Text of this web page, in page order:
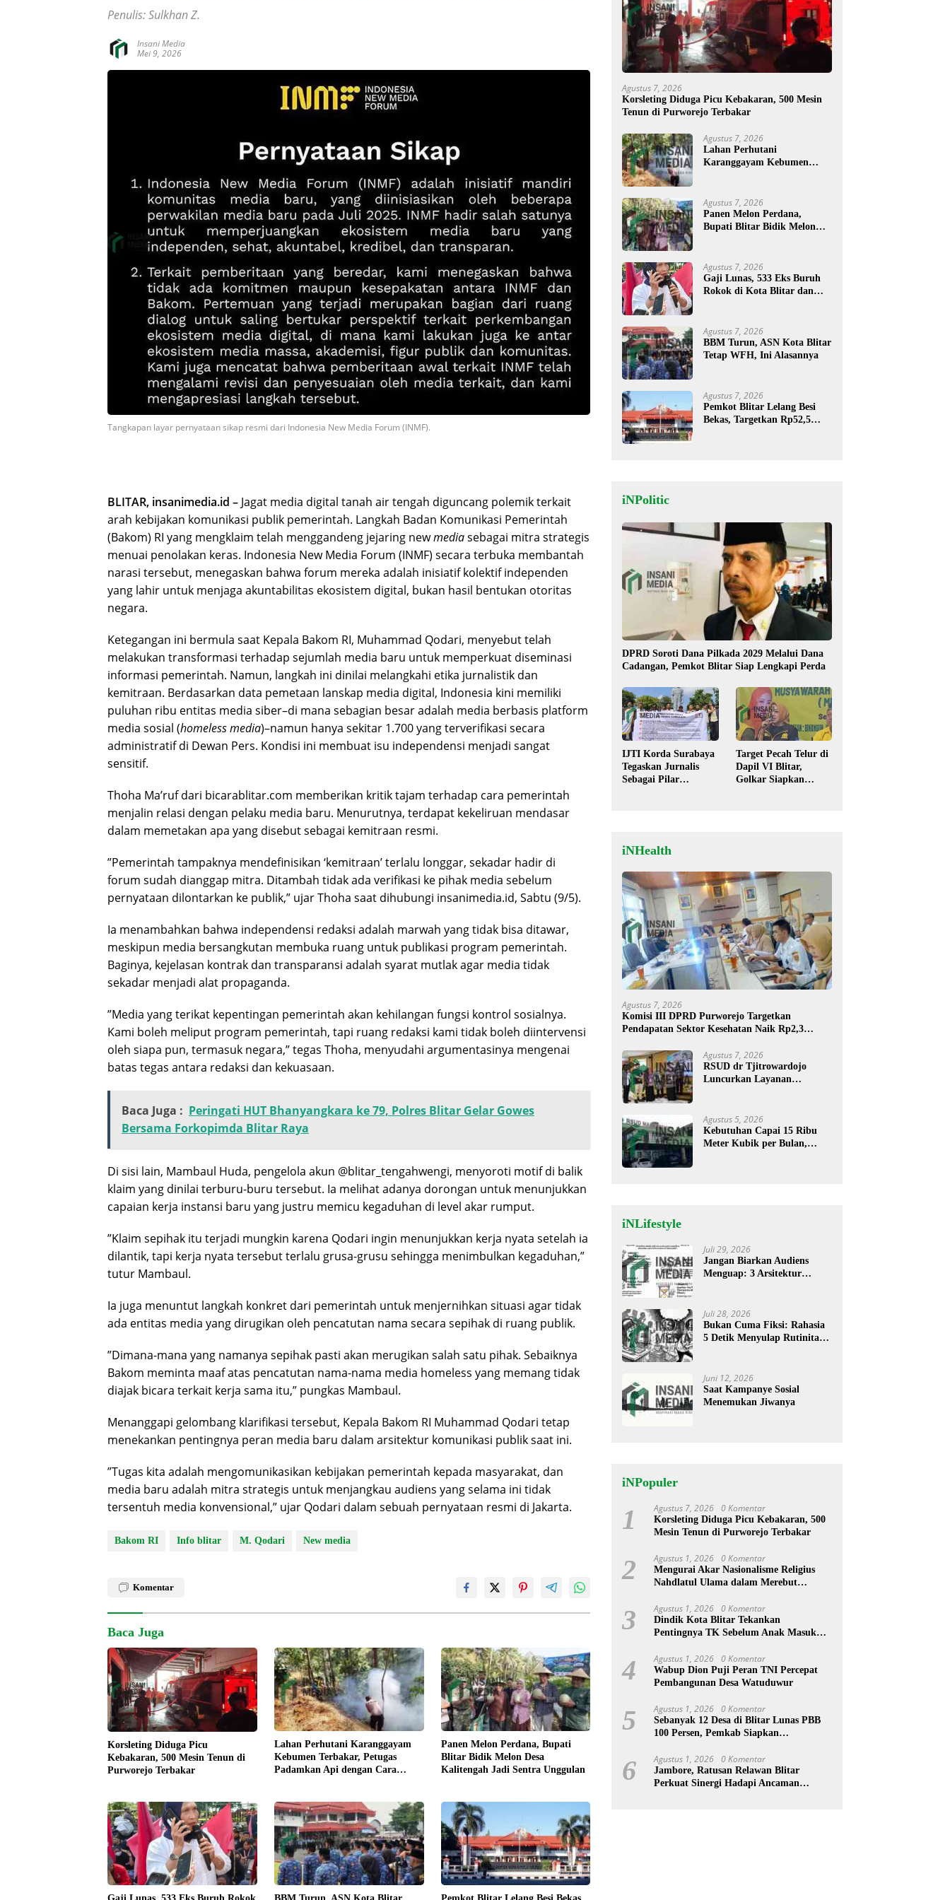
Penulis: Sulkhan Z.
Insani Media
Mei 9, 2026
Tangkapan layar pernyataan sikap resmi dari Indonesia New Media Forum (INMF).
​BLITAR, insanimedia.id – Jagat media digital tanah air tengah diguncang polemik terkait
arah kebijakan komunikasi publik pemerintah. Langkah Badan Komunikasi Pemerintah
(Bakom) RI yang mengklaim telah menggandeng jejaring newmediasebagai mitra strategis
menuai penolakan keras. Indonesia New Media Forum (INMF) secara terbuka membantah
narasi tersebut, menegaskan bahwa forum mereka adalah inisiatif kolektif independen
yang lahir untuk menjaga akuntabilitas ekosistem digital, bukan hasil bentukan otoritas
negara.
​Ketegangan ini bermula saat Kepala Bakom RI, Muhammad Qodari, menyebut telah
melakukan transformasi terhadap sejumlah media baru untuk memperkuat diseminasi
informasi pemerintah. Namun, langkah ini dinilai melangkahi etika jurnalistik dan
kemitraan. Berdasarkan data pemetaan lanskap media digital, Indonesia kini memiliki
puluhan ribu entitas media siber–di mana sebagian besar adalah media berbasis platform
media sosial (homeless media)–namun hanya sekitar 1.700 yang terverifikasi secara
administratif di Dewan Pers. Kondisi ini membuat isu independensi menjadi sangat
sensitif.
​Thoha Ma’ruf dari bicarablitar.com memberikan kritik tajam terhadap cara pemerintah
menjalin relasi dengan pelaku media baru. Menurutnya, terdapat kekeliruan mendasar
dalam memetakan apa yang disebut sebagai kemitraan resmi.
​”Pemerintah tampaknya mendefinisikan ‘kemitraan’ terlalu longgar, sekadar hadir di
forum sudah dianggap mitra. Ditambah tidak ada verifikasi ke pihak media sebelum
pernyataan dilontarkan ke publik,” ujar Thoha saat dihubungi insanimedia.id, Sabtu (9/5).
​Ia menambahkan bahwa independensi redaksi adalah marwah yang tidak bisa ditawar,
meskipun media bersangkutan membuka ruang untuk publikasi program pemerintah.
Baginya, kejelasan kontrak dan transparansi adalah syarat mutlak agar media tidak
sekadar menjadi alat propaganda.
​”Media yang terikat kepentingan pemerintah akan kehilangan fungsi kontrol sosialnya.
Kami boleh meliput program pemerintah, tapi ruang redaksi kami tidak boleh diintervensi
oleh siapa pun, termasuk negara,” tegas Thoha, menyudahi argumentasinya mengenai
batas tegas antara redaksi dan kekuasaan.
Baca Juga : Peringati HUT Bhanyangkara ke 79, Polres Blitar Gelar Gowes
Bersama Forkopimda Blitar Raya
​Di sisi lain, Mambaul Huda, pengelola akun @blitar_tengahwengi, menyoroti motif di balik
klaim yang dinilai terburu-buru tersebut. Ia melihat adanya dorongan untuk menunjukkan
capaian kerja instansi baru yang justru memicu kegaduhan di level akar rumput.
​”Klaim sepihak itu terjadi mungkin karena Qodari ingin menunjukkan kerja nyata setelah ia
dilantik, tapi kerja nyata tersebut terlalu grusa-grusu sehingga menimbulkan kegaduhan,”
tutur Mambaul.
​Ia juga menuntut langkah konkret dari pemerintah untuk menjernihkan situasi agar tidak
ada entitas media yang dirugikan oleh pencatutan nama secara sepihak di ruang publik.
​”Dimana-mana yang namanya sepihak pasti akan merugikan salah satu pihak. Sebaiknya
Bakom meminta maaf atas pencatutan nama-nama media homeless yang memang tidak
diajak bicara terkait kerja sama itu,” pungkas Mambaul.
​Menanggapi gelombang klarifikasi tersebut, Kepala Bakom RI Muhammad Qodari tetap
menekankan pentingnya peran media baru dalam arsitektur komunikasi publik saat ini.
​”Tugas kita adalah mengomunikasikan kebijakan pemerintah kepada masyarakat, dan
media baru adalah mitra strategis untuk menjangkau audiens yang selama ini tidak
tersentuh media konvensional,” ujar Qodari dalam sebuah pernyataan resmi di Jakarta.
Bakom RI Info blitar M. Qodari New media
Komentar
Baca Juga
Korsleting Diduga Picu
Kebakaran, 500 Mesin Tenun di
Purworejo Terbakar
Lahan Perhutani Karanggayam
Kebumen Terbakar, Petugas
Padamkan Api dengan Cara
Panen Melon Perdana, Bupati
Blitar Bidik Melon Desa
Kalitengah Jadi Sentra Unggulan
Agustus 7, 2026
Korsleting Diduga Picu Kebakaran, 500 Mesin
Tenun di Purworejo Terbakar
Agustus 7, 2026
Lahan Perhutani
Karanggayam Kebumen
Agustus 7, 2026
Panen Melon Perdana,
Bupati Blitar Bidik Melon
Agustus 7, 2026
Gaji Lunas, 533 Eks Buruh
Rokok di Kota Blitar dan
Agustus 7, 2026
BBM Turun, ASN Kota Blitar
Tetap WFH, Ini Alasannya
Agustus 7, 2026
Pemkot Blitar Lelang Besi
Bekas, Targetkan Rp52,5
iNPolitic
DPRD Soroti Dana Pilkada 2029 Melalui Dana
Cadangan, Pemkot Blitar Siap Lengkapi Perda
IJTI Korda Surabaya
Tegaskan Jurnalis
Sebagai Pilar
Target Pecah Telur di
Dapil VI Blitar,
Golkar Siapkan
iNHealth
Agustus 7, 2026
Komisi III DPRD Purworejo Targetkan
Pendapatan Sektor Kesehatan Naik Rp2,3
Agustus 7, 2026
RSUD dr Tjitrowardojo
Luncurkan Layanan
Agustus 5, 2026
Kebutuhan Capai 15 Ribu
Meter Kubik per Bulan,
iNLifestyle
Juli 29, 2026
Jangan Biarkan Audiens
Menguap: 3 Arsitektur
Juli 28, 2026
Bukan Cuma Fiksi: Rahasia
5 Detik Menyulap Rutinitas
Juni 12, 2026
Saat Kampanye Sosial
Menemukan Jiwanya
iNPopuler
1 Agustus 7, 2026 0 Komentar
Korsleting Diduga Picu Kebakaran, 500
Mesin Tenun di Purworejo Terbakar
2 Agustus 1, 2026 0 Komentar
Mengurai Akar Nasionalisme Religius
Nahdlatul Ulama dalam Merebut
3 Agustus 1, 2026 0 Komentar
Dindik Kota Blitar Tekankan
Pentingnya TK Sebelum Anak Masuk
4 Agustus 1, 2026 0 Komentar
Wabup Dion Puji Peran TNI Percepat
Pembangunan Desa Watuduwur
5 Agustus 1, 2026 0 Komentar
Sebanyak 12 Desa di Blitar Lunas PBB
100 Persen, Pemkab Siapkan
6 Agustus 1, 2026 0 Komentar
Jambore, Ratusan Relawan Blitar
Perkuat Sinergi Hadapi Ancaman